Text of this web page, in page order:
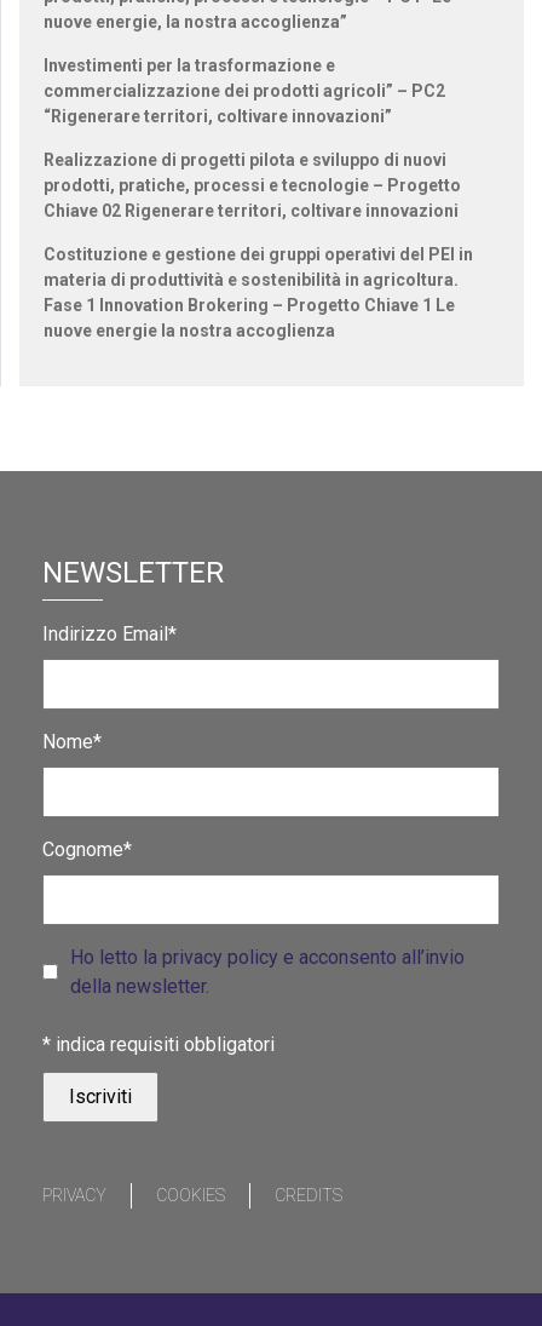
nuove energie, la nostra accoglienza”
Investimenti per la trasformazione e
commercializzazione dei prodotti agricoli” – PC2
“Rigenerare territori, coltivare innovazioni”
Realizzazione di progetti pilota e sviluppo di nuovi
prodotti, pratiche, processi e tecnologie – Progetto
Chiave 02 Rigenerare territori, coltivare innovazioni
Costituzione e gestione dei gruppi operativi del PEI in
materia di produttività e sostenibilità in agricoltura.
Fase 1 Innovation Brokering – Progetto Chiave 1 Le
nuove energie la nostra accoglienza
NEWSLETTER
Indirizzo Email*
Nome*
Cognome*
Ho letto la privacy policy e acconsento all’invio
della newsletter.
* indica requisiti obbligatori
PRIVACY COOKIES CREDITS